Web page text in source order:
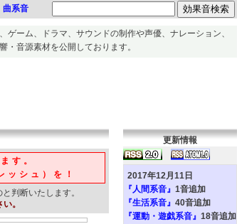
ゲーム、ドラマ、サウンドの制作や声優、ナレーション、
・音源素材を公開しております。
す。
ッシュ）を！
判断いたします。
。
更新情報
2017年12月11日
『人間系音』 1音追加
『生活系音』 40音追加
『運動・遊戯系音』 18音追加
曲系音